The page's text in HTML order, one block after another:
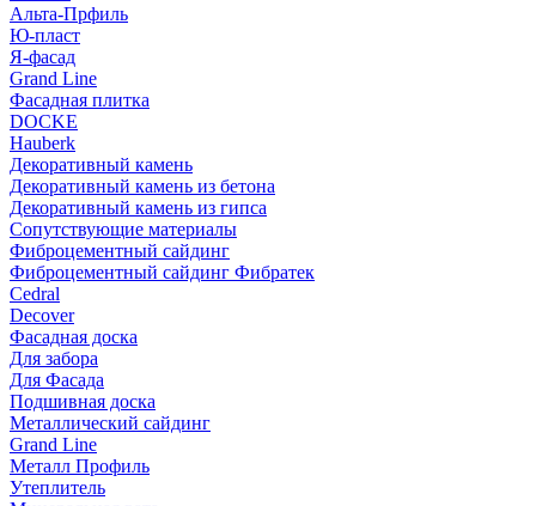
Альта-Прфиль
Ю-пласт
Я-фасад
Grand Line
Фасадная плитка
DOCKE
Hauberk
Декоративный камень
Декоративный камень из бетона
Декоративный камень из гипса
Сопутствующие материалы
Фиброцементный сайдинг
Фиброцементный сайдинг Фибратек
Cedral
Decover
Фасадная доска
Для забора
Для Фасада
Подшивная доска
Металлический сайдинг
Grand Line
Металл Профиль
Утеплитель